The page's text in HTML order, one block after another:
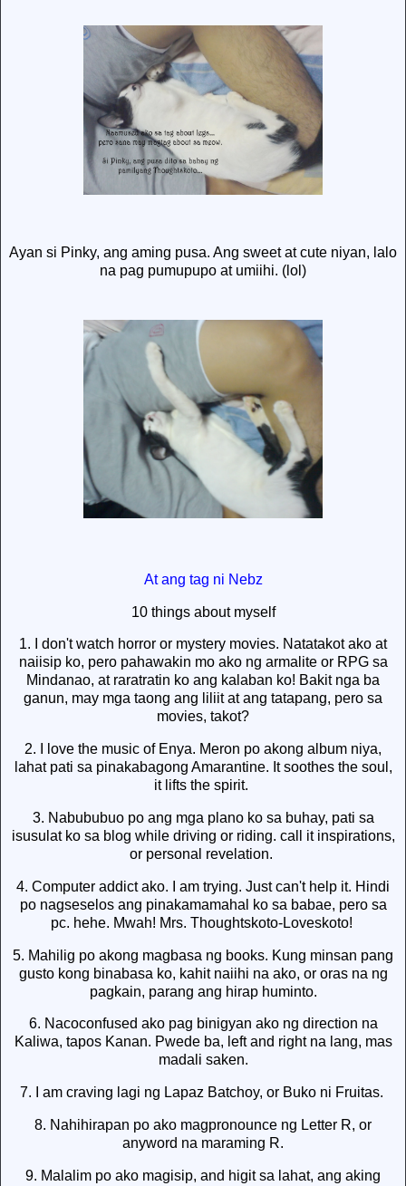
Ayan si Pinky, ang aming pusa. Ang sweet at cute niyan, lalo
na pag pumupupo at umiihi. (lol)
At ang tag ni Nebz
10 things about myself
1. I don't watch horror or mystery movies. Natatakot ako at
naiisip ko, pero pahawakin mo ako ng armalite or RPG sa
Mindanao, at raratratin ko ang kalaban ko! Bakit nga ba
ganun, may mga taong ang liliit at ang tatapang, pero sa
movies, takot?
2. I love the music of Enya. Meron po akong album niya,
lahat pati sa pinakabagong Amarantine. It soothes the soul,
it lifts the spirit.
3. Nabububuo po ang mga plano ko sa buhay, pati sa
isusulat ko sa blog while driving or riding. call it inspirations,
or personal revelation.
4. Computer addict ako. I am trying. Just can't help it. Hindi
po nagseselos ang pinakamamahal ko sa babae, pero sa
pc. hehe. Mwah! Mrs. Thoughtskoto-Loveskoto!
5. Mahilig po akong magbasa ng books. Kung minsan pang
gusto kong binabasa ko, kahit naiihi na ako, or oras na ng
pagkain, parang ang hirap huminto.
6. Nacoconfused ako pag binigyan ako ng direction na
Kaliwa, tapos Kanan. Pwede ba, left and right na lang, mas
madali saken.
7. I am craving lagi ng Lapaz Batchoy, or Buko ni Fruitas.
8. Nahihirapan po ako magpronounce ng Letter R, or
anyword na maraming R.
9. Malalim po ako magisip, and higit sa lahat, ang aking